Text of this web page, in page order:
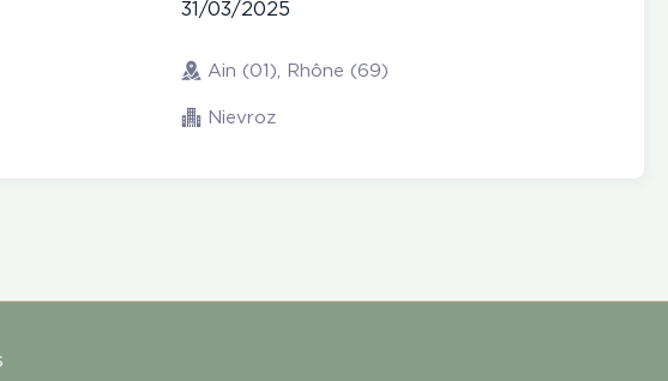
31/03/2025
Ain (01), Rhône (69)
Nievroz